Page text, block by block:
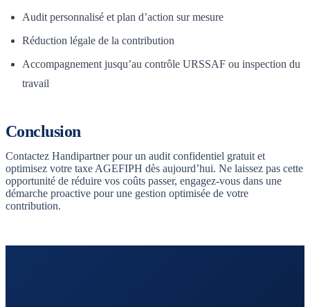
Audit personnalisé et plan d’action sur mesure
Réduction légale de la contribution
Accompagnement jusqu’au contrôle URSSAF ou inspection du
travail
Conclusion
Contactez Handipartner pour un audit confidentiel gratuit et
optimisez votre taxe AGEFIPH dès aujourd’hui. Ne laissez pas cette
opportunité de réduire vos coûts passer, engagez-vous dans une
démarche proactive pour une gestion optimisée de votre
contribution.